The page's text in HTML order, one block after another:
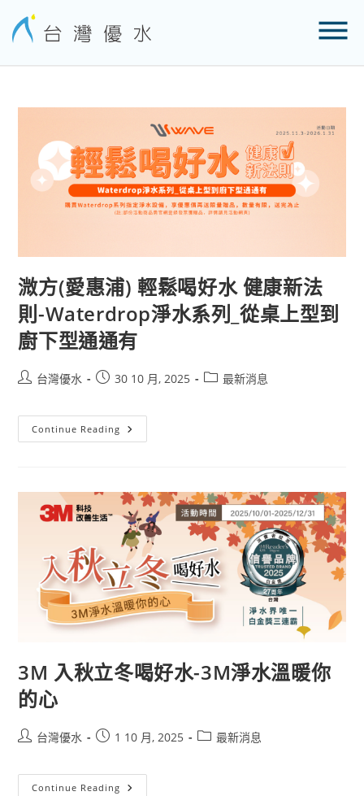
溦方(愛惠浦) 輕鬆喝好水 健康新法
則-Waterdrop淨水系列_從桌上型到
廚下型通通有
台灣優水 30 10 月, 2025 最新消息
Continue Reading
3M 入秋立冬喝好水-3M淨水溫暖你
的心
台灣優水 1 10 月, 2025 最新消息
Continue Reading